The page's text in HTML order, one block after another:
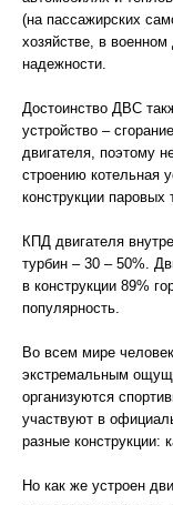
(на пассажирских
хозяйстве, в
надежности.
Достоинство ДВС
устройство –
двигателя, поэтому
строению котельная
конструкции паровых
КПД двигателя
турбин – 30 – 50%.
в конструкции 89%
популярность.
Во всем мире
экстремальным
организуются
участвуют в
разные конструкции:
Но как же устроен